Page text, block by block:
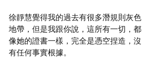
徐靜慧覺得我的過去有很多潛規則灰色
地帶，但是我跟你說，這所有一切，都
像她的證書一樣，完全是憑空捏造，沒
有任何事實根據。